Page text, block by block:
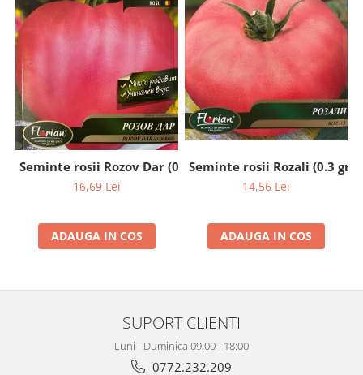
Seminte rosii Rozov Dar (0.2 gr)
16,69 Lei
ADAUGA IN COS
Seminte rosii Rozali (0.3 gr)
14,56 Lei
ADAUGA IN COS
SUPORT CLIENTI
Luni - Duminica 09:00 - 18:00
0772.232.209